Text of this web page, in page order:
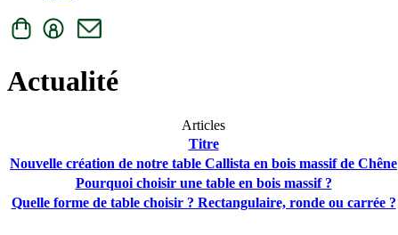
Actualité
Articles
Titre
Nouvelle création de notre table Callista en bois massif de Chêne
Pourquoi choisir une table en bois massif ?
Quelle forme de table choisir ? Rectangulaire, ronde ou carrée ?